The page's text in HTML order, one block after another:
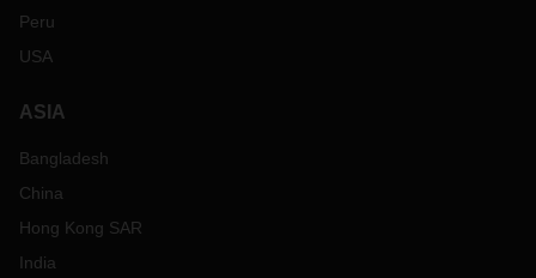
Peru
USA
ASIA
Bangladesh
China
Hong Kong SAR
India